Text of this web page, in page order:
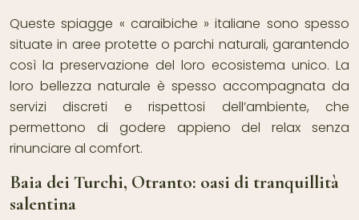
Queste spiagge « caraibiche » italiane sono spesso
situate in aree protette o parchi naturali, garantendo
così la preservazione del loro ecosistema unico. La
loro bellezza naturale è spesso accompagnata da
servizi discreti e rispettosi dell’ambiente, che
permettono di godere appieno del relax senza
rinunciare al comfort.
Baia dei Turchi, Otranto: oasi di tranquillità
salentina